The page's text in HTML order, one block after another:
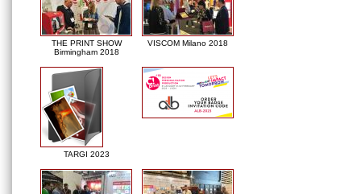
THE PRINT SHOW
Birmingham 2018
VISCOM Milano 2018
TARGI 2023